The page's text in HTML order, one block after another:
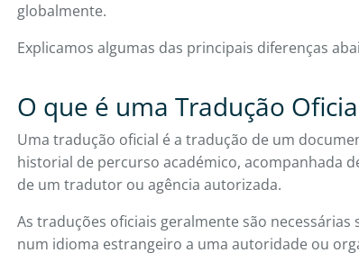
globalmente.
Explicamos algumas das principais diferenças
O que é uma Tradução
Uma tradução oficial é a tradução de um
historial de percurso académico, acompanhada
de um tradutor ou agência autorizada.
As traduções oficiais geralmente são
num idioma estrangeiro a uma autoridade ou